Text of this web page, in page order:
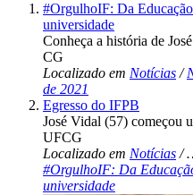
#OrgulhoIF: Da
universidade
Conheça a história de
CG
Localizado em Notícias /
de 2021
Egresso do IFPB
José Vidal (57) começou
UFCG
Localizado em Notícias /
#OrgulhoIF: Da
universidade